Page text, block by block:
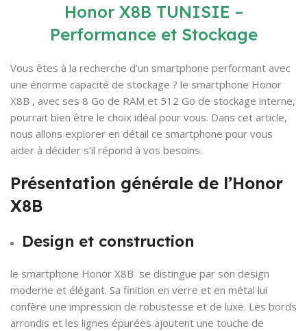
Honor X8B TUNISIE –
Performance et Stockage
Vous êtes à la recherche d’un smartphone performant avec
une énorme capacité de stockage ? le smartphone Honor
X8B , avec ses 8 Go de RAM et 512 Go de stockage interne,
pourrait bien être le choix idéal pour vous. Dans cet article,
nous allons explorer en détail ce smartphone pour vous
aider à décider s’il répond à vos besoins.
Présentation générale de l’Honor
X8B
Design et construction
le smartphone Honor X8B se distingue par son design
moderne et élégant. Sa finition en verre et en métal lui
confère une impression de robustesse et de luxe. Les bords
arrondis et les lignes épurées ajoutent une touche de